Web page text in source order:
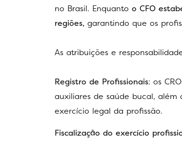
no Brasil. Enquanto o CFO
regiões, garantindo que os
As atribuições e
Registro de Profissionais: os
auxiliares de saúde bucal,
exercício legal da profissão.
Fiscalização do exercício